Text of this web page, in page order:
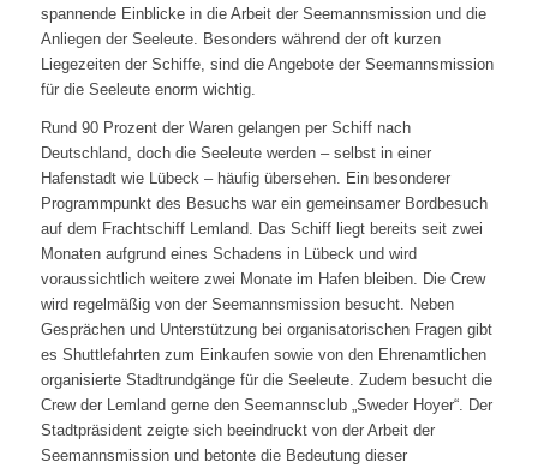
spannende Einblicke in die Arbeit der Seemannsmission und die
Anliegen der Seeleute. Besonders während der oft kurzen
Liegezeiten der Schiffe, sind die Angebote der Seemannsmission
für die Seeleute enorm wichtig.
Rund 90 Prozent der Waren gelangen per Schiff nach
Deutschland, doch die Seeleute werden – selbst in einer
Hafenstadt wie Lübeck – häufig übersehen. Ein besonderer
Programmpunkt des Besuchs war ein gemeinsamer Bordbesuch
auf dem Frachtschiff Lemland. Das Schiff liegt bereits seit zwei
Monaten aufgrund eines Schadens in Lübeck und wird
voraussichtlich weitere zwei Monate im Hafen bleiben. Die Crew
wird regelmäßig von der Seemannsmission besucht. Neben
Gesprächen und Unterstützung bei organisatorischen Fragen gibt
es Shuttlefahrten zum Einkaufen sowie von den Ehrenamtlichen
organisierte Stadtrundgänge für die Seeleute. Zudem besucht die
Crew der Lemland gerne den Seemannsclub „Sweder Hoyer“. Der
Stadtpräsident zeigte sich beeindruckt von der Arbeit der
Seemannsmission und betonte die Bedeutung dieser